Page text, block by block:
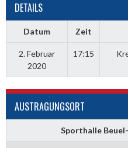
DETAILS
Datum Zeit
2. Februar
2020
17:15
AUSTRAGUNGSORT
Sporthalle